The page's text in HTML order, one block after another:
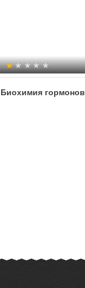
Биохимия гормонов